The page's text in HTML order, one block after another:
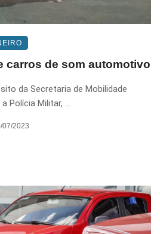
carros de som automotivo
da Secretaria de Mobilidade
Polícia Militar, ...
07/2023